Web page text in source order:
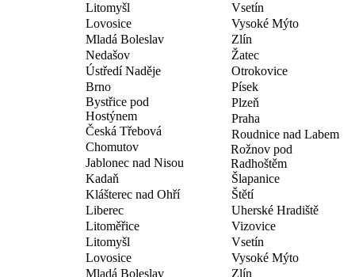
Litomyšl
Lovosice
Mladá Boleslav
Nedašov
Vsetín
Vysoké Mýto
Zlín
Žatec
Ústředí Naděje
Brno
Bystřice pod
Hostýnem
Česká Třebová
Chomutov
Jablonec nad Nisou
Kadaň
Klášterec nad Ohří
Liberec
Litoměřice
Litomyšl
Lovosice
Mladá Boleslav
Otrokovice
Písek
Plzeň
Praha
Roudnice nad Labem
Rožnov pod
Radhoštěm
Šlapanice
Štětí
Uherské Hradiště
Vizovice
Vsetín
Vysoké Mýto
Zlín